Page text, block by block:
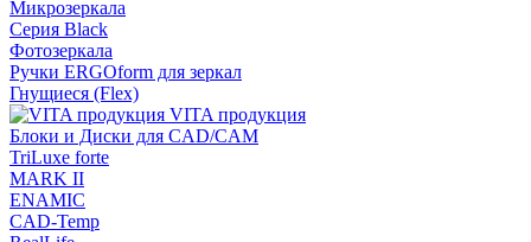
Микрозеркала
Серия Black
Фотозеркала
Ручки ERGOform для зеркал
Гнущиеся (Flex)
VITA продукция
Блоки и Диски для CAD/CAM
TriLuxe forte
MARK II
ENAMIC
CAD-Temp